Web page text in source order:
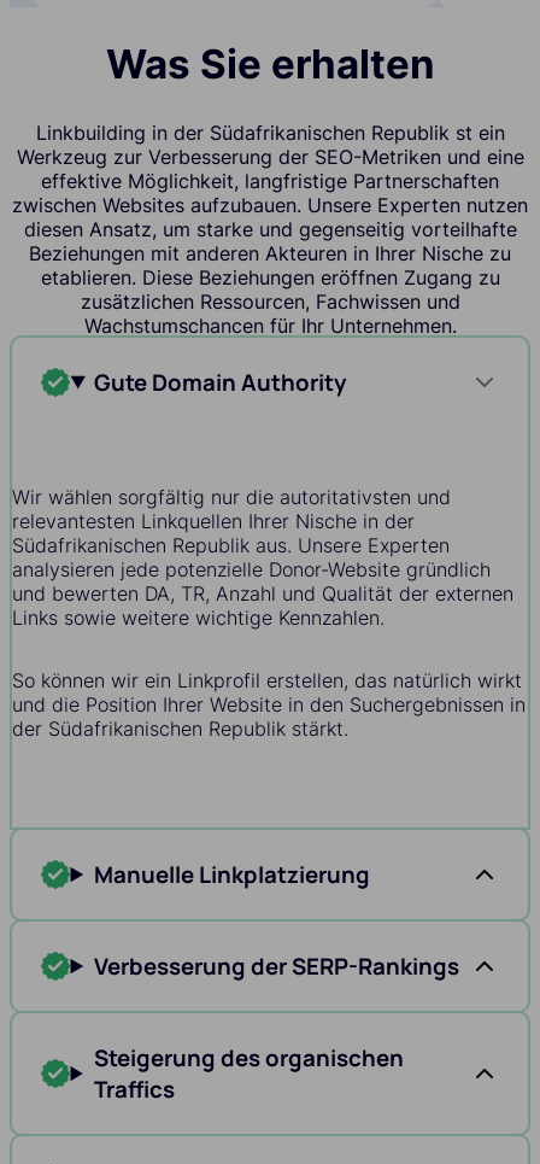
Was Sie erhalten
Linkbuilding in der Südafrikanischen Republik st ein
Werkzeug zur Verbesserung der SEO-Metriken und eine
effektive Möglichkeit, langfristige Partnerschaften
zwischen Websites aufzubauen. Unsere Experten nutzen
diesen Ansatz, um starke und gegenseitig vorteilhafte
Beziehungen mit anderen Akteuren in Ihrer Nische zu
etablieren. Diese Beziehungen eröffnen Zugang zu
zusätzlichen Ressourcen, Fachwissen und
Wachstumschancen für Ihr Unternehmen.
Gute Domain Authority
Wir wählen sorgfältig nur die autoritativsten und
relevantesten Linkquellen Ihrer Nische in der
Südafrikanischen Republik aus. Unsere Experten
analysieren jede potenzielle Donor-Website gründlich
und bewerten DA, TR, Anzahl und Qualität der externen
Links sowie weitere wichtige Kennzahlen.
So können wir ein Linkprofil erstellen, das natürlich wirkt
und die Position Ihrer Website in den Suchergebnissen in
der Südafrikanischen Republik stärkt.
Manuelle Linkplatzierung
Verbesserung der SERP-Rankings
Steigerung des organischen
Traffics